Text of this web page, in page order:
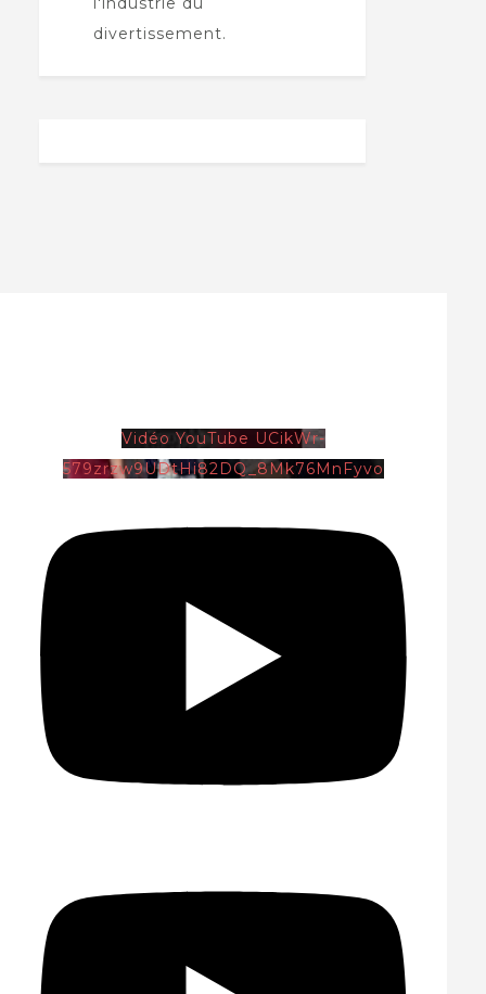
divertissement.
Vidéo YouTube UCikWr-
579zrzw9UDtHi82DQ_8Mk76MnFyvo